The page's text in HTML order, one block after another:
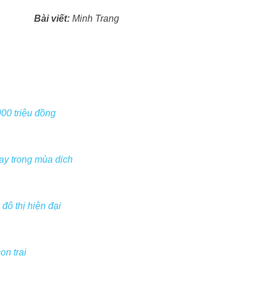
Bài viết: Minh Trang
triệu đồng
trong mùa dịch
thị hiện đại
trai